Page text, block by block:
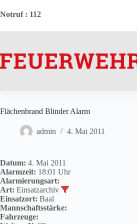
Inhalt
Notruf: 112
Flächenbrand Blinder Alarm
admin 4. Mai 2011
Datum: 4. Mai 2011
Alarmzeit: 18:01 Uhr
Alarmierungsart:
Art: Einsatzarchiv
Einsatzort: Baal
Mannschaftsstärke:
Fahrzeuge: